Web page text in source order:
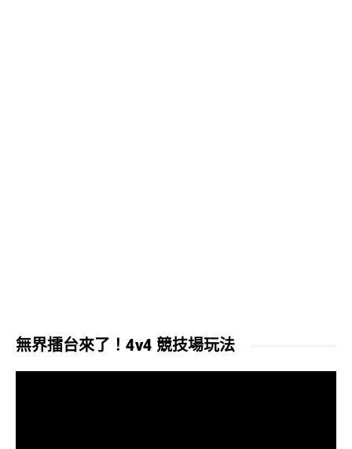
無界擂台來了！4v4 競技場玩法